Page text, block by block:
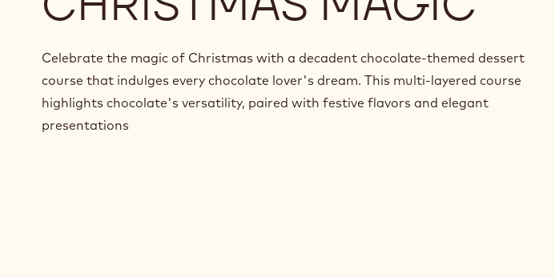
Celebrate the magic of Christmas with a decadent chocolate-themed dessert
course that indulges every chocolate lover's dream. This multi-layered course
highlights chocolate's versatility, paired with festive flavors and elegant
presentations